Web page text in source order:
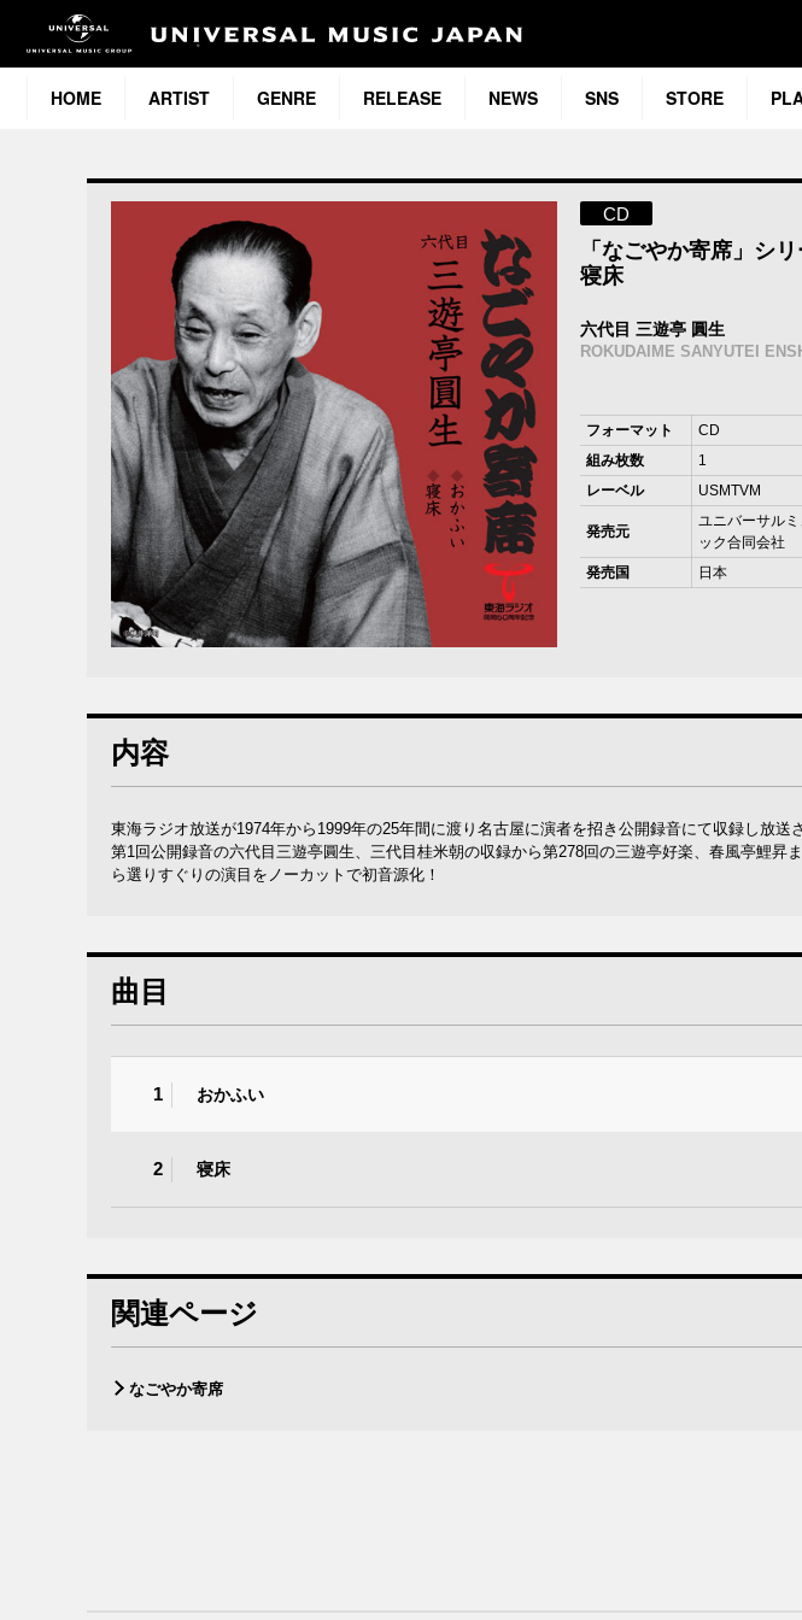
HOME ARTIST GENRE RELEASE NEWS SNS STORE
CD
「なごやか寄席」シ
寝床
六代目 三遊亭 圓生
ROKUDAIME SANYUTEI
フォーマット
CD
組み枚数
1
レーベル
USMTVM
発売元
ユニバーサルミ
ック合同会社
発売国
日本
内容
東海ラジオ放送が1974年から1999年の25年間に渡り名古屋に演者を招き公開録音にて収録し放送
第1回公開録音の六代目三遊亭圓生、三代目桂米朝の収録から第278回の三遊亭好楽、春風亭鯉昇
ら選りすぐりの演目をノーカットで初音源化！
曲目
1 おかふい
2 寝床
関連ページ
なごやか寄席